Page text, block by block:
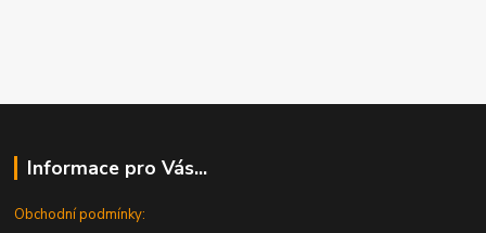
Informace pro Vás...
Obchodní podmínky: